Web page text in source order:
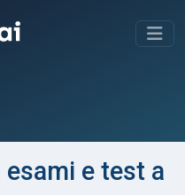
e test a